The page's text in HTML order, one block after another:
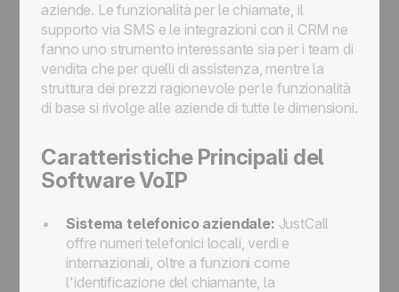
aziende. Le funzionalità per le chiamate, il
supporto via SMS e le integrazioni con il CRM ne
fanno uno strumento interessante sia per i team di
vendita che per quelli di assistenza, mentre la
struttura dei prezzi ragionevole per le funzionalità
di base si rivolge alle aziende di tutte le dimensioni.
Caratteristiche Principali del
Software VoIP
Sistema telefonico aziendale: JustCall
offre numeri telefonici locali, verdi e
internazionali, oltre a funzioni come
l'identificazione del chiamante, la